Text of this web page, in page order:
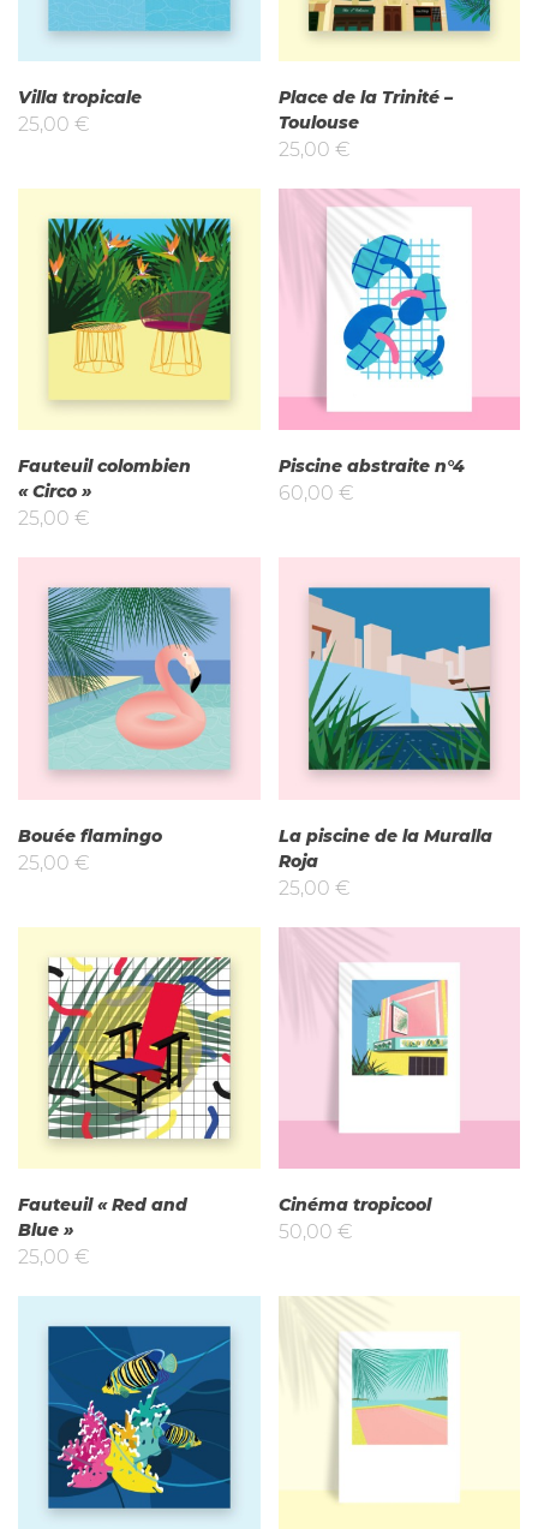
Villa tropicale
25,00 €
Place de la Trinité –
Toulouse
25,00 €
Fauteuil colombien
« Circo »
25,00 €
Piscine abstraite n°4
60,00 €
Bouée flamingo
25,00 €
La piscine de la Muralla
Roja
25,00 €
Fauteuil « Red and
Blue »
25,00 €
Cinéma tropicool
50,00 €